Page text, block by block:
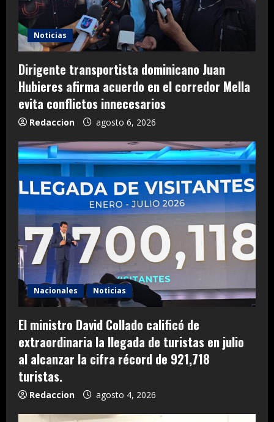
Noticias
Dirigente transportista dominicano Juan
Hubieres afirma acuerdo en el corredor Mella
evita conflictos innecesarios
Redaccion agosto 6, 2026
Nacionales Noticias
El ministro David Collado calificó de
extraordinaria la llegada de turistas en julio
al alcanzar la cifra récord de 921,718
turistas.
Redaccion agosto 4, 2026